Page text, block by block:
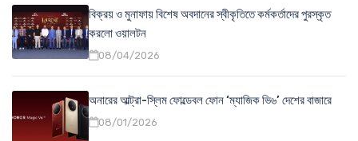
বিক্রয় ও মুনাফায় বিশেষ অবদানের স্বীকৃতিতে কর্মকর্তাদের পুরস্কৃত
করলো ওয়ালটন
08/04/2026
অনারের আল্ট্রা-স্লিম ফোল্ডেবল ফোন ‘ম্যাজিক ভি৬’ দেশের বাজারে
08/01/2026